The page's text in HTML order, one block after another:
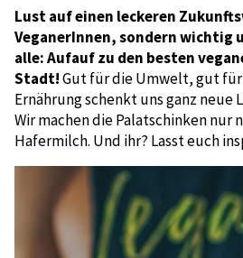
Lust auf einen leckeren
VeganerInnen, sondern wichtig
alle: Aufauf zu den besten
Stadt!Gut für die Umwelt, gut für
Ernährung schenkt uns ganz neue
Wir machen die Palatschinken nur
Hafermilch. Und ihr? Lasst euch